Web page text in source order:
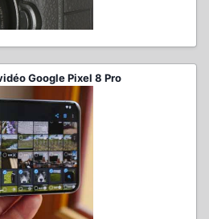
Google Pixel 8 Pro